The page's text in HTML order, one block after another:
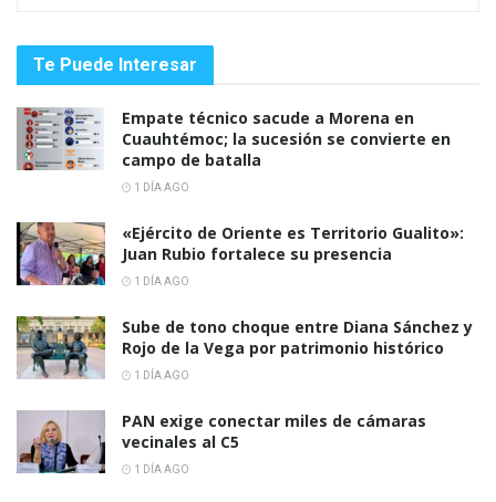
Te Puede Interesar
Empate técnico sacude a Morena en
Cuauhtémoc; la sucesión se convierte en
campo de batalla
1 DÍA AGO
«Ejército de Oriente es Territorio Gualito»:
Juan Rubio fortalece su presencia
1 DÍA AGO
Sube de tono choque entre Diana Sánchez y
Rojo de la Vega por patrimonio histórico
1 DÍA AGO
PAN exige conectar miles de cámaras
vecinales al C5
1 DÍA AGO